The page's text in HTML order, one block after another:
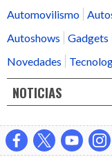
Automovilismo
Autoshows
Gadgets
Novedades
NOTICIAS